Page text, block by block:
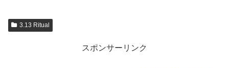
3.13 Ritual
スポンサーリンク